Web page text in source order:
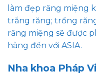
làm đẹp răng miệng
trắng răng; trồng
răng miệng sẽ được
hàng đến với ASIA.
Nha khoa Pháp